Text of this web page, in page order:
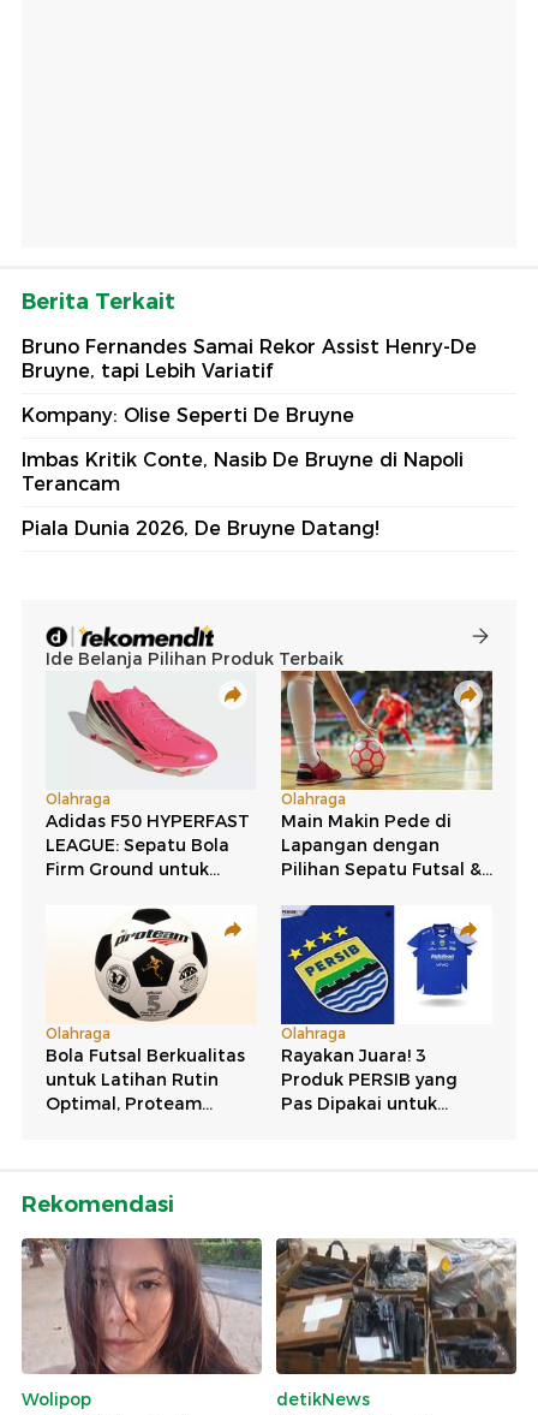
Berita Terkait
Bruno Fernandes Samai Rekor Assist Henry-De
Bruyne, tapi Lebih Variatif
Kompany: Olise Seperti De Bruyne
Imbas Kritik Conte, Nasib De Bruyne di Napoli
Terancam
Piala Dunia 2026, De Bruyne Datang!
Rekomendasi
Wolipop
detikNews